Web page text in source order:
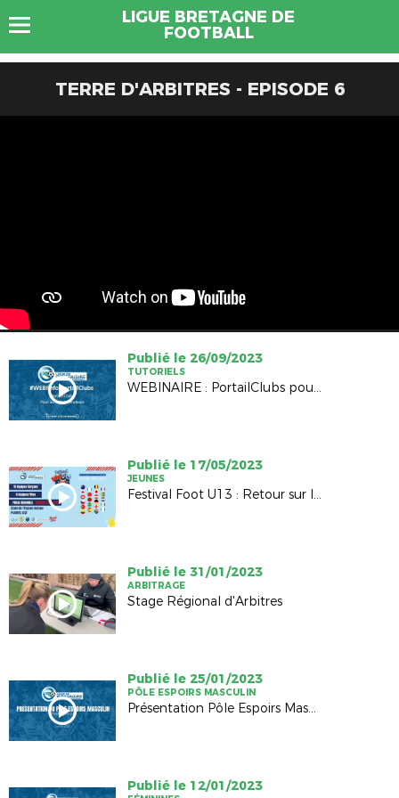
LIGUE BRETAGNE DE
FOOTBALL
TERRE D'ARBITRES - EPISODE 6
Publié le 26/09/2023
TUTORIELS
WEBINAIRE : PortailClubs pour les Administrateurs
Publié le 17/05/2023
JEUNES
Festival Foot U13 : Retour sur l'édition 2023
Publié le 31/01/2023
ARBITRAGE
Stage Régional d'Arbitres
Publié le 25/01/2023
PÔLE ESPOIRS MASCULIN
Présentation Pôle Espoirs Masculin
Publié le 12/01/2023